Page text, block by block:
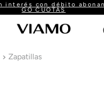
interés con débito
GO CUOTAS
Zapatillas